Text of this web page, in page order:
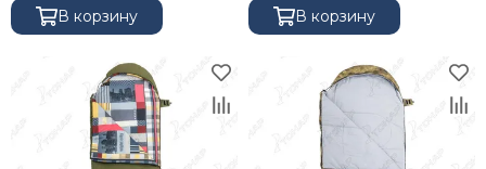
В корзину В корзину